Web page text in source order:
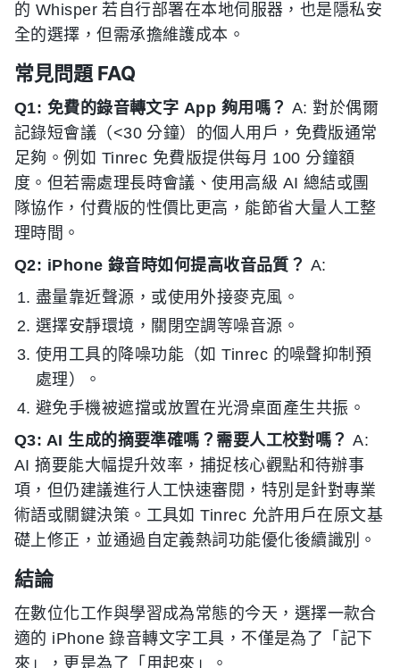
的 Whisper 若自行部署在本地伺服器，也是隱私安
全的選擇，但需承擔維護成本。
常見問題 FAQ
Q1: 免費的錄音轉文字 App 夠用嗎？ A: 對於偶爾
記錄短會議（<30 分鐘）的個人用戶，免費版通常
足夠。例如 Tinrec 免費版提供每月 100 分鐘額
度。但若需處理長時會議、使用高級 AI 總結或團
隊協作，付費版的性價比更高，能節省大量人工整
理時間。
Q2: iPhone 錄音時如何提高收音品質？ A:
盡量靠近聲源，或使用外接麥克風。
選擇安靜環境，關閉空調等噪音源。
使用工具的降噪功能（如 Tinrec 的噪聲抑制預
處理）。
避免手機被遮擋或放置在光滑桌面產生共振。
Q3: AI 生成的摘要準確嗎？需要人工校對嗎？ A:
AI 摘要能大幅提升效率，捕捉核心觀點和待辦事
項，但仍建議進行人工快速審閱，特別是針對專業
術語或關鍵決策。工具如 Tinrec 允許用戶在原文基
礎上修正，並通過自定義熱詞功能優化後續識別。
結論
在數位化工作與學習成為常態的今天，選擇一款合
適的 iPhone 錄音轉文字工具，不僅是為了「記下
來」，更是為了「用起來」。